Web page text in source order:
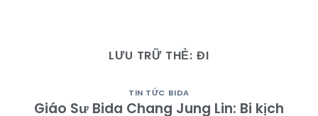
LƯU TRỮ THẺ: ĐI
TIN TỨC BIDA
Giáo Sư Bida Chang Jung Lin: Bi kịch